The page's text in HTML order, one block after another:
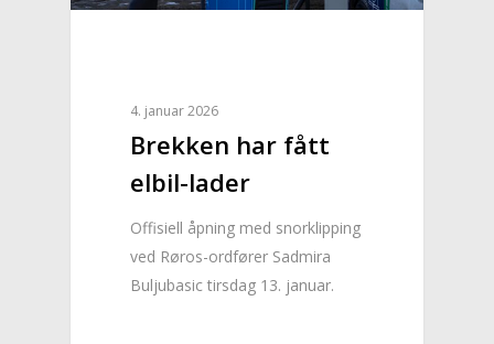
4. januar 2026
Brekken har fått
elbil-lader
Offisiell åpning med snorklipping
ved Røros-ordfører Sadmira
Buljubasic tirsdag 13. januar.